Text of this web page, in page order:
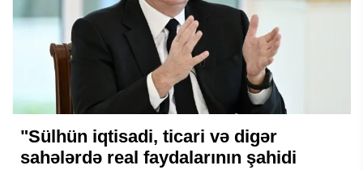
"Sülhün iqtisadi, ticari və digər
sahələrdə real faydalarının şahidi